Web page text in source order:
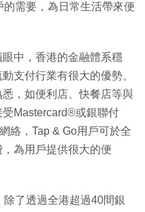
需要，為日常生活帶來便
中，香港的金融體系穩
支付行業有很大的優勢。
悉，如便利店、快餐店等與
Mastercard®或銀聯付
絡，Tap & Go用戶可於全
為用戶提供很大的便
了透過全港超過40間銀